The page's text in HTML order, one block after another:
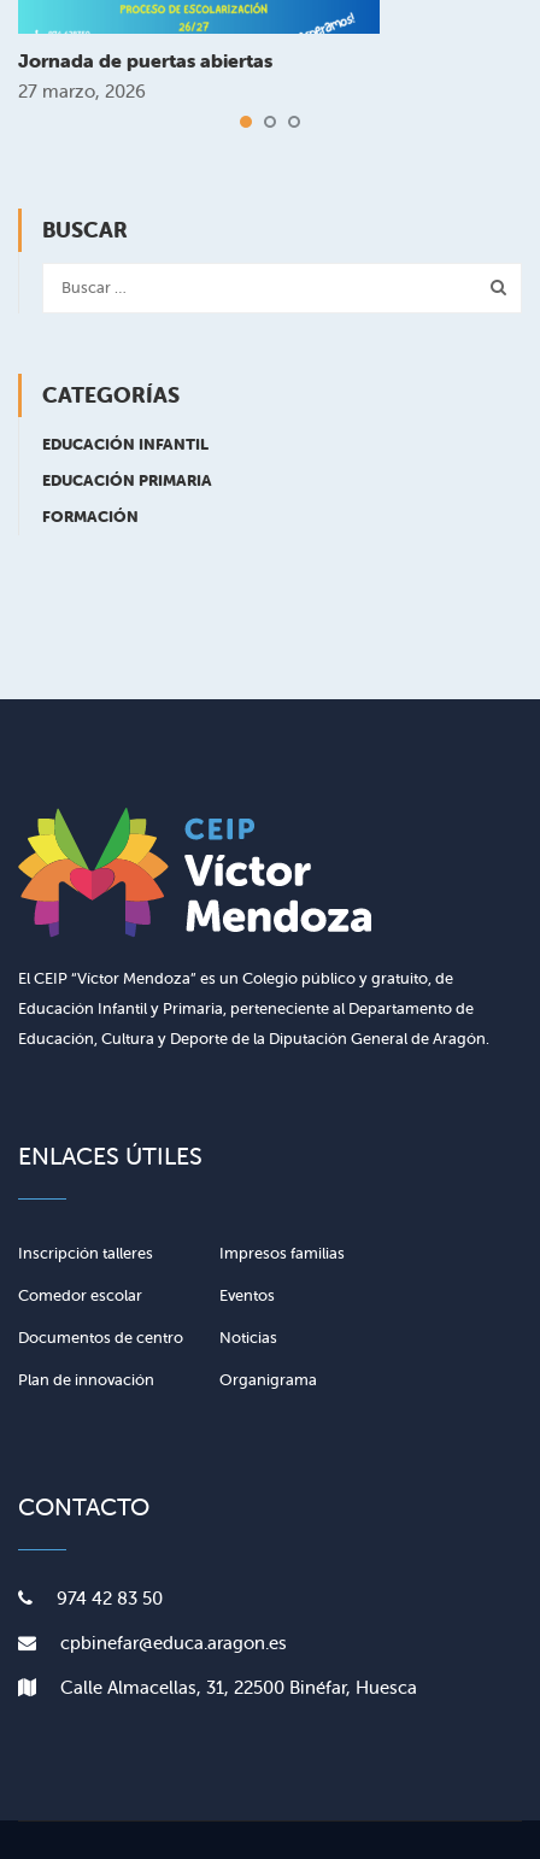
Jornada de puertas abiertas
27 marzo, 2026
BUSCAR
CATEGORÍAS
EDUCACIÓN INFANTIL
EDUCACIÓN PRIMARIA
FORMACIÓN
El CEIP “Víctor Mendoza” es un Colegio público y gratuito, de
Educación Infantil y Primaria, perteneciente al Departamento de
Educación, Cultura y Deporte de la Diputación General de Aragón.
ENLACES ÚTILES
Inscripción talleres Impresos familias
Comedor escolar Eventos
Documentos de centro Noticias
Plan de innovación Organigrama
CONTACTO
974 42 83 50
cpbinefar@educa.aragon.es
Calle Almacellas, 31, 22500 Binéfar, Huesca